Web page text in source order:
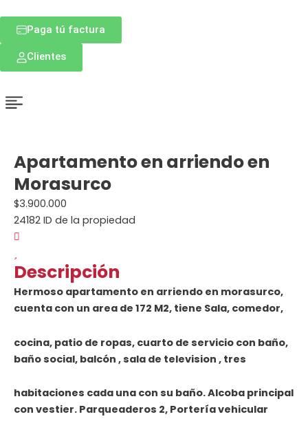
contenido
Paga tú factura
Clientes
Apartamento en arriendo en
Morasurco
$3.900.000
24182 ID de la propiedad
Descripción
Hermoso apartamento en arriendo en morasurco,
cuenta con un area de 172 M2, tiene Sala, comedor,
cocina, patio de ropas, cuarto de servicio con baño,
baño social, balcón , sala de television , tres
habitaciones cada una con su baño. Alcoba principal
con vestier. Parqueaderos 2, Portería vehicular